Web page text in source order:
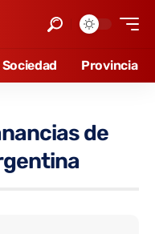
Sociedad Provincia
de